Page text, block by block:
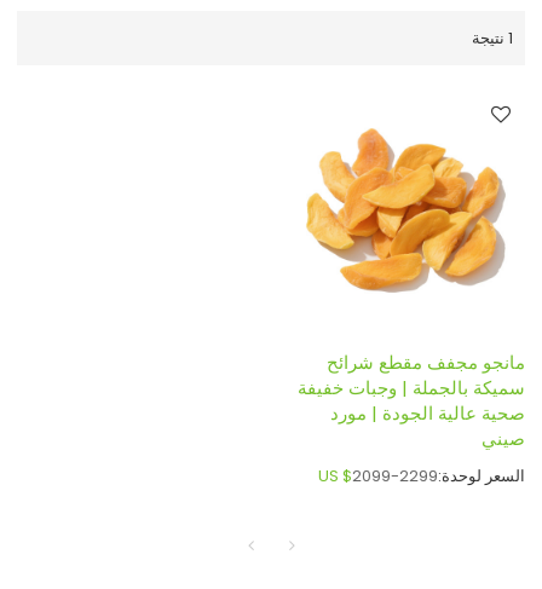
1 نتيجة
مانجو مجفف مقطع شرائح
سميكة بالجملة | وجبات خفيفة
صحية عالية الجودة | مورد
صيني
السعر لوحدة: US $2099-2299